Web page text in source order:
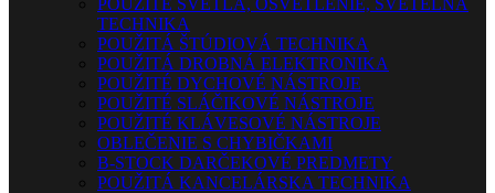
POUŽITÉ SVETLÁ, OSVETLENIE, SVETELNÁ
TECHNIKA
POUŽITÁ ŠTÚDIOVÁ TECHNIKA
POUŽITÁ DROBNÁ ELEKTRONIKA
POUŽITÉ DYCHOVÉ NÁSTROJE
POUŽITÉ SLÁČIKOVÉ NÁSTROJE
POUŽITÉ KLÁVESOVÉ NÁSTROJE
OBLEČENIE S CHYBIČKAMI
B-STOCK DARČEKOVÉ PREDMETY
POUŽITÁ KANCELÁRSKA TECHNIKA